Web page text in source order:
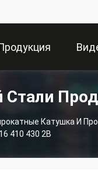
Катушка И
410 430 2B